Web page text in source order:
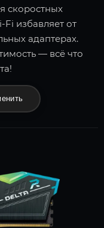
скоростных
избавляет от
адаптерах.
— всё что